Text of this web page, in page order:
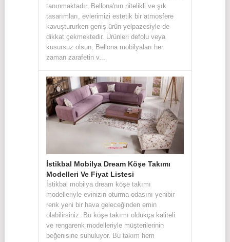
tanınmaktadır. Bellona'nın nitelikli ve şık
tasarımları, evlerimizi estetik bir atmosfere
kavuştururken geniş ürün yelpazesiyle de
dikkat çekmektedir. Ürünleri defolu veya
kusursuz olsun, Bellona mobilyaları her
zaman zarafetin v...
İstikbal Mobilya Dream Köşe Takımı
Modelleri Ve Fiyat Listesi
İstikbal mobilya dream köşe takımı
modelleriyle evinizin oturma odasını yenibir
renk yeni bir hava geleceğinden emin
olabilirsiniz. Bu köşe takımı oldukça kaliteli
ve rengarenk modelleriyle müşterilerinin
beğenisine sunuluyor. Bu takım hem